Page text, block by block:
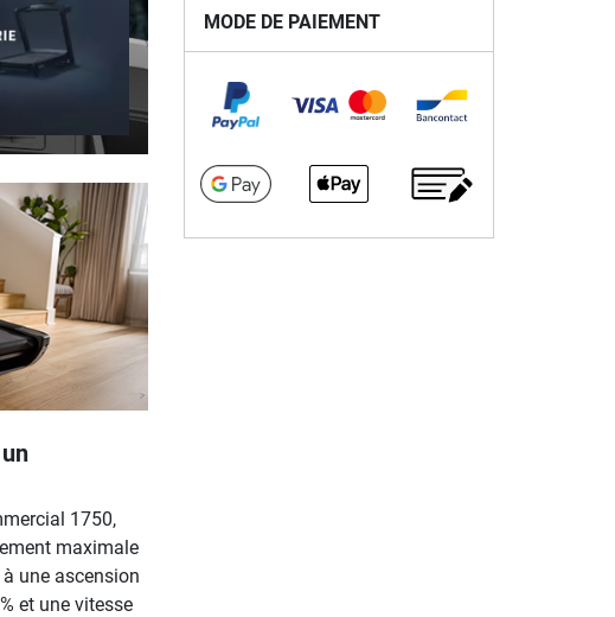
1750,
maximale
une ascension
et une vitesse
MODE DE PAIEMENT